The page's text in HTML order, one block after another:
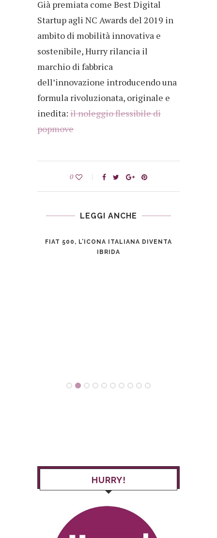
Già premiata come Best Digital
Startup agli NC Awards del 2019 in
ambito di mobilità innovativa e
sostenibile, Hurry rilancia il
marchio di fabbrica
dell’innovazione introducendo una
formula rivoluzionata, originale e
inedita: il noleggio flessibile di
popmove
0
LEGGI ANCHE
FIAT 500, L’ICONA ITALIANA DIVENTA
IBRIDA
HURRY!